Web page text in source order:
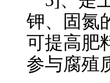
钾、固氮
可提高肥
参与腐殖